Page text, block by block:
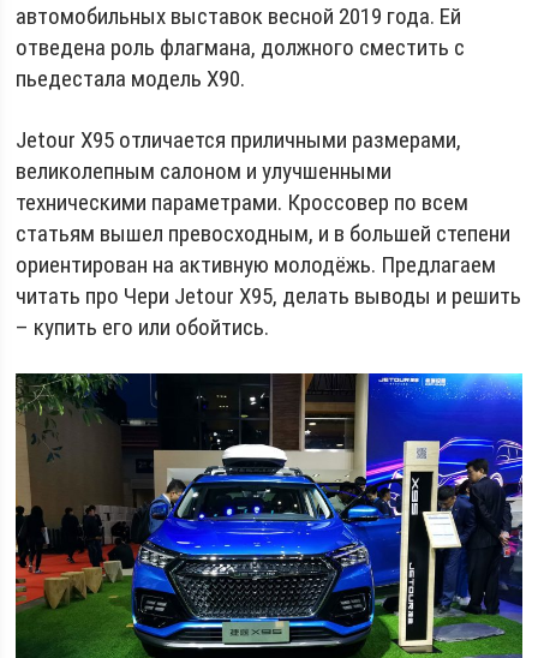
автомобильных выставок весной 2019 года. Ей
отведена роль флагмана, должного сместить с
пьедестала модель Х90.
Jetour X95 отличается приличными размерами,
великолепным салоном и улучшенными
техническими параметрами. Кроссовер по всем
статьям вышел превосходным, и в большей степени
ориентирован на активную молодёжь. Предлагаем
читать про Чери Jetour X95, делать выводы и решить
– купить его или обойтись.